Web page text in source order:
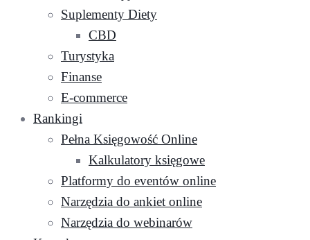
Suplementy Diety
CBD
Turystyka
Finanse
E-commerce
Rankingi
Pełna Księgowość Online
Kalkulatory księgowe
Platformy do eventów online
Narzędzia do ankiet online
Narzędzia do webinarów